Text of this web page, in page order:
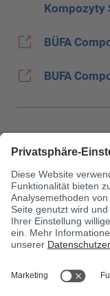
Kompozyty
BÜFA
BUFA
Datenschutz
JEC Trade Show
AGB